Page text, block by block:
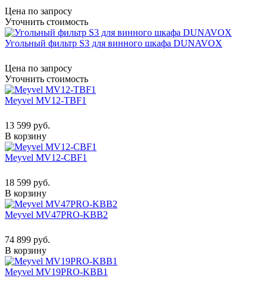
Цена по запросу
Уточнить стоимость
Угольный фильтр S3 для винного шкафа DUNAVOX
Цена по запросу
Уточнить стоимость
Meyvel MV12-TBF1
13 599 руб.
В корзину
Meyvel MV12-CBF1
18 599 руб.
В корзину
Meyvel MV47PRO-KBB2
74 899 руб.
В корзину
Meyvel MV19PRO-KBB1